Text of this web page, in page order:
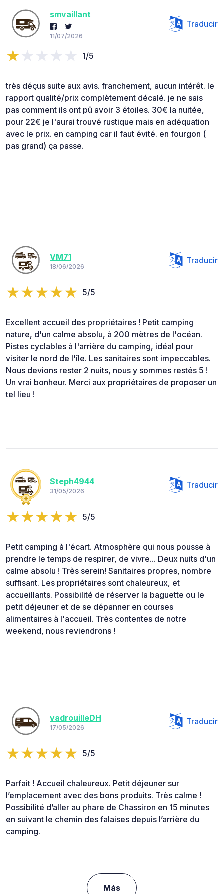
smvaillant
11/07/2026
Traducir
1/5
très déçus suite aux avis. franchement, aucun intérêt. le
rapport qualité/prix complètement décalé. je ne sais
pas comment ils ont pû avoir 3 étoiles. 30€ la nuitée,
pour 22€ je l'aurai trouvé rustique mais en adéquation
avec le prix. en camping car il faut évité. en fourgon (
pas grand) ça passe.
VM71
18/06/2026
Traducir
5/5
Excellent accueil des propriétaires ! Petit camping
nature, d'un calme absolu, à 200 mètres de l'océan.
Pistes cyclables à l'arrière du camping, idéal pour
visiter le nord de l'île. Les sanitaires sont impeccables.
Nous devions rester 2 nuits, nous y sommes restés 5 !
Un vrai bonheur. Merci aux propriétaires de proposer un
tel lieu !
Steph4944
31/05/2026
Traducir
5/5
Petit camping à l'écart. Atmosphère qui nous pousse à
prendre le temps de respirer, de vivre... Deux nuits d'un
calme absolu ! Très serein! Sanitaires propres, nombre
suffisant. Les propriétaires sont chaleureux, et
accueillants. Possibilité de réserver la baguette ou le
petit déjeuner et de se dépanner en courses
alimentaires à l'accueil. Très contentes de notre
weekend, nous reviendrons !
vadrouilleDH
17/05/2026
Traducir
5/5
Parfait ! Accueil chaleureux. Petit déjeuner sur
l’emplacement avec des bons produits. Très calme !
Possibilité d’aller au phare de Chassiron en 15 minutes
en suivant le chemin des falaises depuis l’arrière du
camping.
Más